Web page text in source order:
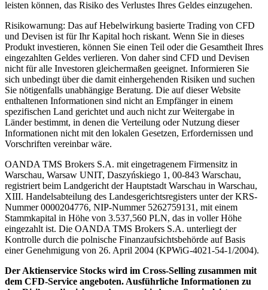
leisten können, das Risiko des Verlustes Ihres Geldes einzugehen.
Risikowarnung: Das auf Hebelwirkung basierte Trading von CFD
und Devisen ist für Ihr Kapital hoch riskant. Wenn Sie in dieses
Produkt investieren, können Sie einen Teil oder die Gesamtheit Ihres
eingezahlten Geldes verlieren. Von daher sind CFD und Devisen
nicht für alle Investoren gleichermaßen geeignet. Informieren Sie
sich unbedingt über die damit einhergehenden Risiken und suchen
Sie nötigenfalls unabhängige Beratung. Die auf dieser Website
enthaltenen Informationen sind nicht an Empfänger in einem
spezifischen Land gerichtet und auch nicht zur Weitergabe in
Länder bestimmt, in denen die Verteilung oder Nutzung dieser
Informationen nicht mit den lokalen Gesetzen, Erfordernissen und
Vorschriften vereinbar wäre.
OANDA TMS Brokers S.A. mit eingetragenem Firmensitz in
Warschau, Warsaw UNIT, Daszyńskiego 1, 00-843 Warschau,
registriert beim Landgericht der Hauptstadt Warschau in Warschau,
XIII. Handelsabteilung des Landesgerichtsregisters unter der KRS-
Nummer 0000204776, NIP-Nummer 5262759131, mit einem
Stammkapital in Höhe von 3.537,560 PLN, das in voller Höhe
eingezahlt ist. Die OANDA TMS Brokers S.A. unterliegt der
Kontrolle durch die polnische Finanzaufsichtsbehörde auf Basis
einer Genehmigung von 26. April 2004 (KPWiG-4021-54-1/2004).
Der Aktienservice Stocks wird im Cross-Selling zusammen mit
dem CFD-Service angeboten. Ausführliche Informationen zu